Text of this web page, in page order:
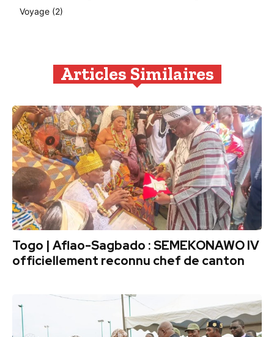
Voyage (2)
Articles Similaires
Togo | Aflao-Sagbado : SEMEKONAWO IV
officiellement reconnu chef de canton